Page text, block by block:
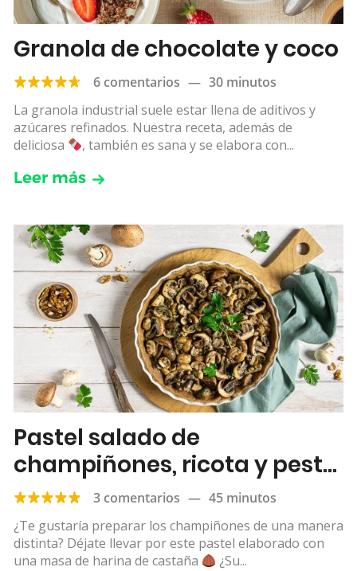
Granola de chocolate y coco
6 comentarios — 30 minutos
La granola industrial suele estar llena de aditivos y
azúcares refinados. Nuestra receta, además de
deliciosa
, también es sana y se elabora con...
Leer más
Pastel salado de
champiñones, ricota y pesto
de nueces3 comentarios — 45 minutos
¿Te gustaría preparar los champiñones de una manera
distinta? Déjate llevar por este pastel elaborado con
una masa de harina de castaña
¿Su...